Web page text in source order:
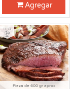
Agregar
Pieza de 600 gr aprox
Fresco